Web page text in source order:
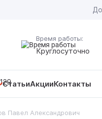
Время работы:
Круглосуточно
СтатьиАкцииКонтакты
Павел Александрович